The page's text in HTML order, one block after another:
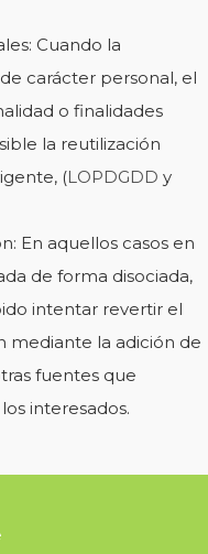
Cuando la
carácter personal, el
o finalidades
la reutilización
(LOPDGDD y
En aquellos casos en
de forma disociada,
intentar revertir el
mediante la adición de
fuentes que
interesados.